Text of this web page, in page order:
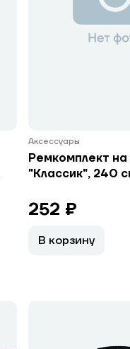
Аксессуары
Ремкомплект
"Классик", 240
252 ₽
В корзину